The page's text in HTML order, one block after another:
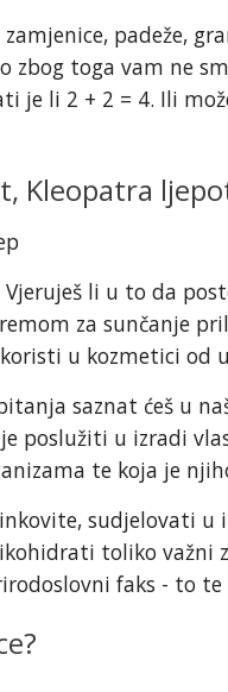
padeže,
zbog toga vam ne
je li 2 + 2 = 4. Ili
Kleopatra
li u to da
za sunčanje
u kozmetici od
saznat ćeš u
poslužiti u izradi
te koja je
sudjelovati
toliko važni
faks - to te